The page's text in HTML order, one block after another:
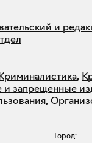
и
,
и запрещенные
,
Город: